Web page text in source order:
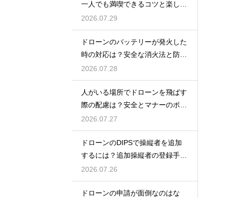
一人でも満喫できるコツと楽しみ
方
2026.07.29
ドローンのバッテリーが発火した
時の対応は？安全な消火法と防止
策を解説
2026.07.28
人がいる場所でドローンを飛ばす
際の配慮は？安全とマナーのポイ
ント
2026.07.27
ドローンのDIPSで操縦者を追加
するには？追加操縦者の登録手順
を解説
2026.07.26
ドローンの申請が面倒なのはな